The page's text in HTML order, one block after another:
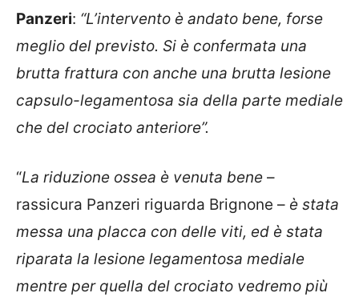
Panzeri: “L’intervento è andato bene, forse
meglio del previsto. Si è confermata una
brutta frattura con anche una brutta lesione
capsulo-legamentosa sia della parte mediale
che del crociato anteriore”.
“La riduzione ossea è venuta bene –
rassicura Panzeri riguarda Brignone – è stata
messa una placca con delle viti, ed è stata
riparata la lesione legamentosa mediale
mentre per quella del crociato vedremo più